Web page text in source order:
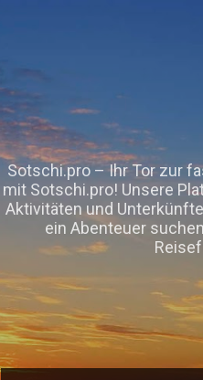
Sotschi.pro – Ihr Tor zur
mit Sotschi.pro! Unsere
Aktivitäten und
ein Abenteuer
KOOPERATIONEN,